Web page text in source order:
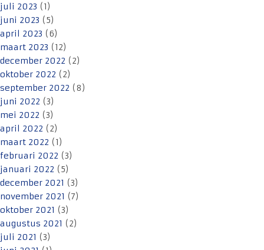
juli 2023 (1)
juni 2023 (5)
april 2023 (6)
maart 2023 (12)
december 2022 (2)
oktober 2022 (2)
september 2022 (8)
juni 2022 (3)
mei 2022 (3)
april 2022 (2)
maart 2022 (1)
februari 2022 (3)
januari 2022 (5)
december 2021 (3)
november 2021 (7)
oktober 2021 (3)
augustus 2021 (2)
juli 2021 (3)